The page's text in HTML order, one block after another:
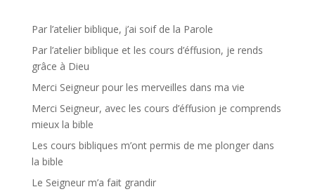
Par l’atelier biblique, j’ai soif de la Parole
Par l’atelier biblique et les cours d’éffusion, je rends
grâce à Dieu
Merci Seigneur pour les merveilles dans ma vie
Merci Seigneur, avec les cours d’éffusion je comprends
mieux la bible
Les cours bibliques m’ont permis de me plonger dans
la bible
Le Seigneur m’a fait grandir